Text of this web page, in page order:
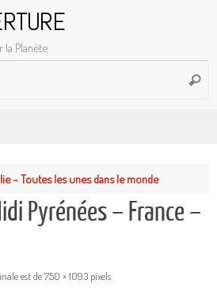
la Planète
– Toutes les unes dans le monde
Pyrénées – France –
est de750 × 1093pixels